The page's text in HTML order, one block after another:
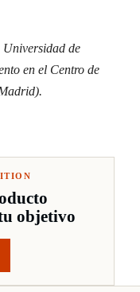
de
en el Centro de
objetivo